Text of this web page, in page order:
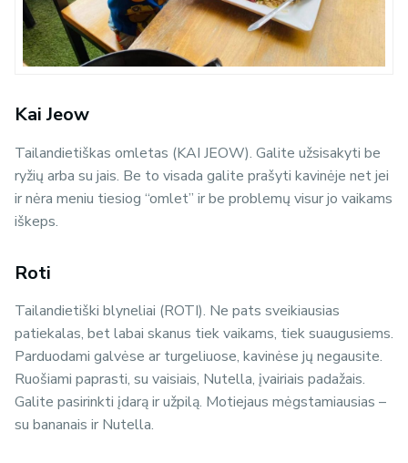
Kai Jeow
Tailandietiškas omletas (KAI JEOW). Galite užsisakyti be
ryžių arba su jais. Be to visada galite prašyti kavinėje net jei
ir nėra meniu tiesiog “omlet” ir be problemų visur jo vaikams
iškeps.
Roti
Tailandietiški blyneliai (ROTI). Ne pats sveikiausias
patiekalas, bet labai skanus tiek vaikams, tiek suaugusiems.
Parduodami galvėse ar turgeliuose, kavinėse jų negausite.
Ruošiami paprasti, su vaisiais, Nutella, įvairiais padažais.
Galite pasirinkti įdarą ir užpilą. Motiejaus mėgstamiausias –
su bananais ir Nutella.